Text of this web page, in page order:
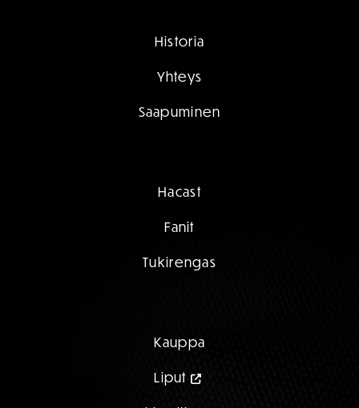
Historia
Yhteys
Saapuminen
Hacast
Fanit
Tukirengas
Kauppa
Liput